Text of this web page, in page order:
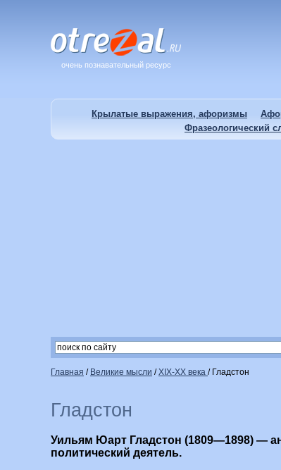
очень познавательный ресурс
Крылатые выражения, афоризмы
Фразеологический
Главная / Великие мысли /XIX-XX века / Гладстон
Гладстон
Уильям Юарт Гладстон (1809—1898) —
политический деятель.